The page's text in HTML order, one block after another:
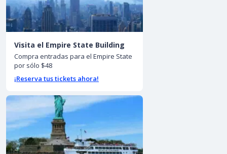
Visita el Empire State Building
Compra entradas para el Empire State
por sólo $48
¡Reserva tus tickets ahora!